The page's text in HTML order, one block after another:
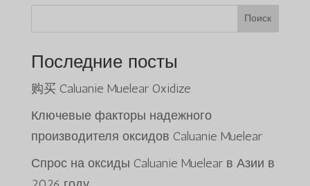
$3,000.00.
Поиск
Последние посты
购买 Caluanie Muelear Oxidize
Ключевые факторы надежного
производителя оксидов Caluanie Muelear
Спрос на оксиды Caluanie Muelear в Азии в